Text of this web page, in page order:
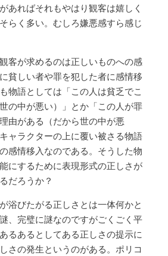
あればそれもやはり観客は嬉しく
らく多い。むしろ嫌悪感すら感じ
客が求めるのは正しいものへの感
貧しい者や罪を犯した者に感情移
物語としては「この人は貧乏でこ
の中が悪い）」とか「この人が罪
由がある（だから世の中が悪
ャラクターの上に覆い被さる物語
感情移入なのである。そうした物
にするために表現形式の正しさが
だろうか？
浴びたがる正しさとは一体何かと
、完璧に謎なのですがごくごく平
るあるとしてある正しさの提示に
さの発生というのがある。ポリコ